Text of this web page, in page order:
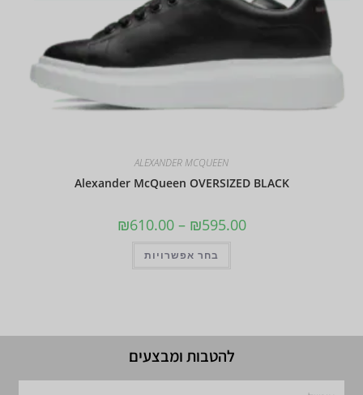
ALEXANDER MCQUEEN
Alexander McQueen OVERSIZED BLACK
₪595.00
–
₪610.00
בחר אפשרויות
להטבות ומבצעים